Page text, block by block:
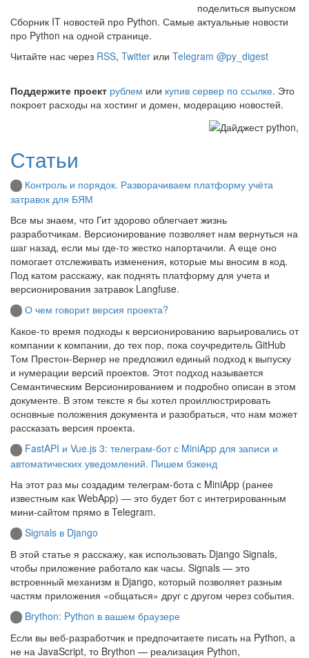
поделиться выпуском
Сборник IT новостей про Python. Самые актуальные новости
про Python на одной странице.
Читайте нас через RSS, Twitter или Telegram @py_digest
Поддержите проект рублем или купив сервер по ссылке. Это
покроет расходы на хостинг и домен, модерацию новостей.
Статьи
Контроль и порядок. Разворачиваем платформу учёта
затравок для БЯМ
Все мы знаем, что Гит здорово облегчает жизнь
разработчикам. Версионирование позволяет нам вернуться на
шаг назад, если мы где-то жестко напортачили. А еще оно
помогает отслеживать изменения, которые мы вносим в код.
Под катом расскажу, как поднять платформу для учета и
версионирования затравок Langfuse.
О чем говорит версия проекта?
Какое-то время подходы к версионированию варьировались от
компании к компании, до тех пор, пока соучредитель GitHub
Том Престон-Вернер не предложил единый подход к выпуску
и нумерации версий проектов. Этот подход называется
Семантическим Версионированием и подробно описан в этом
документе. В этом тексте я бы хотел проиллюстрировать
основные положения документа и разобраться, что нам может
рассказать версия проекта.
FastAPI и Vue.js 3: телеграм-бот с MiniApp для записи и
автоматических уведомлений. Пишем бэкенд
На этот раз мы создадим телеграм-бота с MiniApp (ранее
известным как WebApp) — это будет бот с интегрированным
мини-сайтом прямо в Telegram.
Signals в Django
В этой статье я расскажу, как использовать Django Signals,
чтобы приложение работало как часы. Signals — это
встроенный механизм в Django, который позволяет разным
частям приложения «общаться» друг с другом через события.
Brython: Python в вашем браузере
Если вы веб-разработчик и предпочитаете писать на Python, а
не на JavaScript, то Brython — реализация Python,